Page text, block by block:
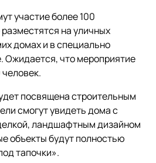
участие более 100
на уличных
домах и в специально
Ожидается, что мероприятие
посвящена строительным
смогут увидеть дома с
ландшафтным дизайном
объекты будут полностью
тапочки».